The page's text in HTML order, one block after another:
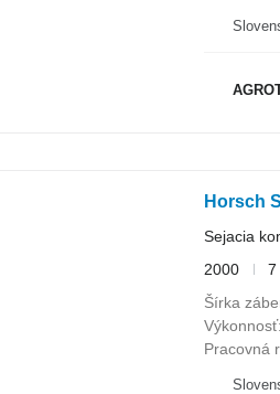
Horsch
Sejacia
2000
7
Šírka
Výkonnosť
Pracovná